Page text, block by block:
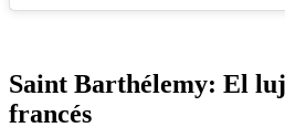
Saint Barthélemy: El
francés